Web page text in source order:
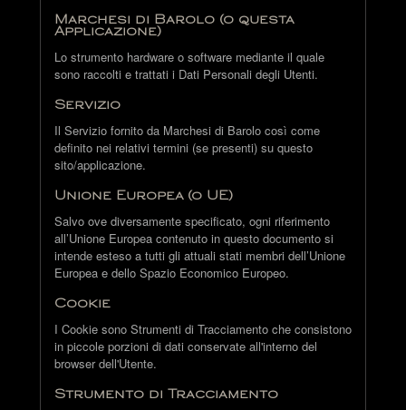
Marchesi di Barolo (o questa
Applicazione)
Lo strumento hardware o software mediante il quale
sono raccolti e trattati i Dati Personali degli Utenti.
Servizio
Il Servizio fornito da Marchesi di Barolo così come
definito nei relativi termini (se presenti) su questo
sito/applicazione.
Unione Europea (o UE)
Salvo ove diversamente specificato, ogni riferimento
all’Unione Europea contenuto in questo documento si
intende esteso a tutti gli attuali stati membri dell’Unione
Europea e dello Spazio Economico Europeo.
Cookie
I Cookie sono Strumenti di Tracciamento che consistono
in piccole porzioni di dati conservate all'interno del
browser dell'Utente.
Strumento di Tracciamento